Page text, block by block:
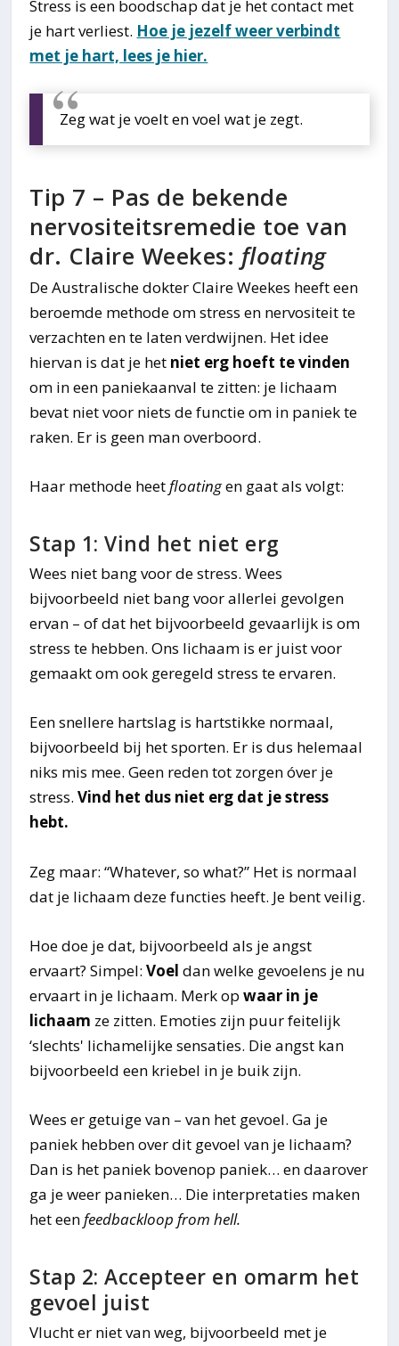
Stress is een boodschap dat je het contact met
je hart verliest. Hoe je jezelf weer verbindt
met je hart, lees je hier.
Zeg wat je voelt en voel wat je zegt.
Tip 7 – Pas de bekende
nervositeitsremedie toe van
dr. Claire Weekes: floating
De Australische dokter Claire Weekes heeft een
beroemde methode om stress en nervositeit te
verzachten en te laten verdwijnen. Het idee
hiervan is dat je het niet erg hoeft te vinden
om in een paniekaanval te zitten: je lichaam
bevat niet voor niets de functie om in paniek te
raken. Er is geen man overboord.
Haar methode heetfloatingen gaat als volgt:
Stap 1: Vind het niet erg
Wees niet bang voor de stress. Wees
bijvoorbeeld niet bang voor allerlei gevolgen
ervan – of dat het bijvoorbeeld gevaarlijk is om
stress te hebben. Ons lichaam is er juist voor
gemaakt om ook geregeld stress te ervaren.
Een snellere hartslag is hartstikke normaal,
bijvoorbeeld bij het sporten. Er is dus helemaal
niks mis mee. Geen reden tot zorgen óver je
stress.Vind het dus niet erg dat je stress
hebt.
Zeg maar: “Whatever, so what?” Het is normaal
dat je lichaam deze functies heeft. Je bent veilig.
Hoe doe je dat, bijvoorbeeld als je angst
ervaart? Simpel:Voel dan welke gevoelens je nu
ervaart in je lichaam. Merk opwaar in je
lichaam ze zitten. Emoties zijn puur feitelijk
‘slechts' lichamelijke sensaties. Die angst kan
bijvoorbeeld een kriebel in je buik zijn.
Wees er getuige van – van het gevoel. Ga je
paniek hebben over dit gevoel van je lichaam?
Dan is het paniek bovenop paniek… en daarover
ga je weer panieken… Die interpretaties maken
het eenfeedbackloop from hell.
Stap 2: Accepteer en omarm het
gevoel juist
Vlucht er niet van weg, bijvoorbeeld met je